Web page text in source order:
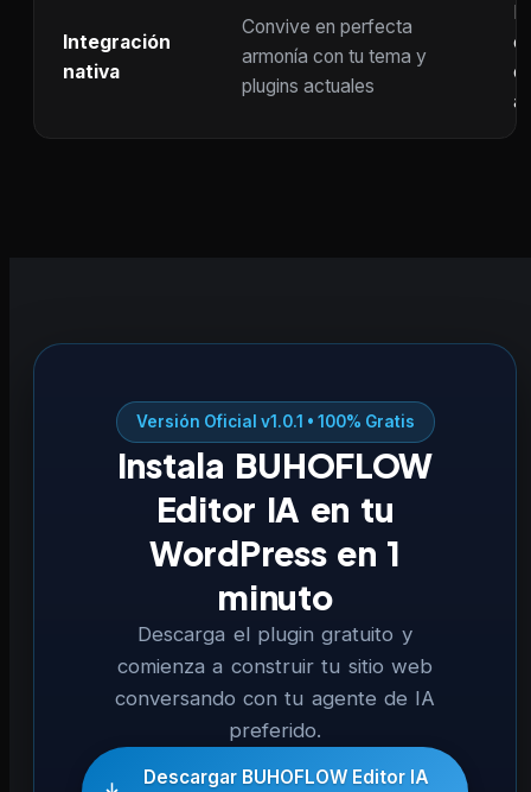
Integración
nativa
Convive en perfecta
armonía con tu tema y
plugins actuales
Versión Oficial v1.0.1 • 100% Gratis
Instala BUHOFLOW
Editor IA en tu
WordPress en 1
minuto
Descarga el plugin gratuito y
comienza a construir tu sitio web
conversando con tu agente de IA
preferido.
Descargar BUHOFLOW Editor IA